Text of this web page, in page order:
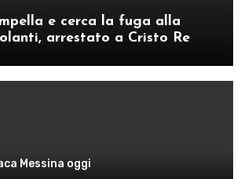
e cerca la fuga alla
arrestato a Cristo Re
Messina oggi